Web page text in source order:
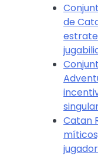
de
Catan
jugador